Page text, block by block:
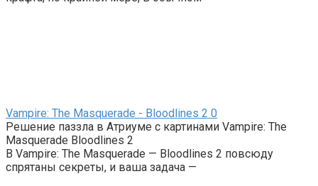
Vampire: The Masquerade - Bloodlines 2 0
Решение паззла в Атриуме с картинами Vampire: The
Masquerade Bloodlines 2
В Vampire: The Masquerade — Bloodlines 2 повсюду
спрятаны секреты, и ваша задача —